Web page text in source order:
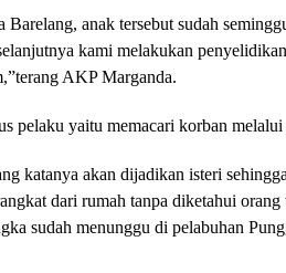
Barelang, anak tersebut sudah
kami melakukan
AKP Marganda.
pelaku yaitu memacari korban melalui
katanya akan dijadikan isteri
dari rumah tanpa diketahui orang
sudah menunggu di pelabuhan